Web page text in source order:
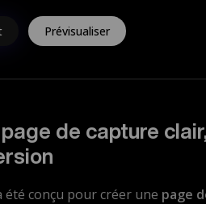
Prévisualiser
de capture
conçu pour créer une page